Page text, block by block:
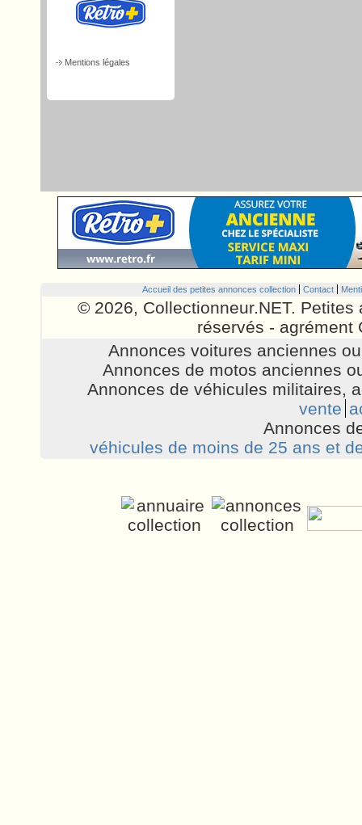
Mentions légales
Accueil des petites annonces collection Contact
© 2026, Collectionneur.NET.
réservés - agrément
Annonces voitures anciennes
Annonces de motos anciennes
Annonces de véhicules militaires,
vente
Annonces
véhicules de moins de 25 ans et